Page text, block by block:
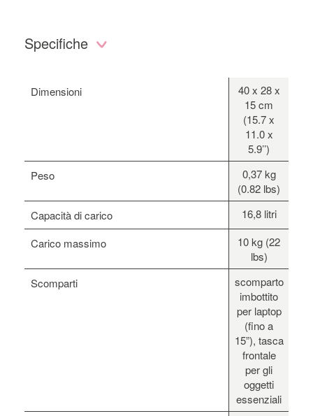
Specifiche
Dimensioni
40 x 28 x
15 cm
(15.7 x
11.0 x
5.9’’)
Peso
0,37 kg
(0.82 lbs)
Capacità di carico
16,8 litri
Carico massimo
10 kg (22
lbs)
Scomparti
scomparto
imbottito
per laptop
(fino a
15”), tasca
frontale
per gli
oggetti
essenziali